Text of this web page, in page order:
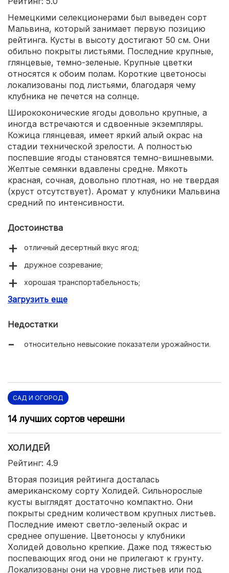
Немецкими селекционерами был выведен сорт
Мальвина, который занимает первую позицию
рейтинга. Кусты в высоту достигают 50 см. Они
обильно покрыты листьями. Последние крупные,
глянцевые, темно-зеленые. Крупные цветки
относятся к обоим полам. Короткие цветоносы
локализованы под листьями, благодаря чему
клубника не печется на солнце.
Ширококонические ягоды довольно крупные, а
иногда встречаются и сдвоенные экземпляры.
Кожица глянцевая, имеет яркий алый окрас на
стадии технической зрелости. А полностью
поспевшие ягоды становятся темно-вишневыми.
Желтые семянки вдавлены средне. Мякоть
красная, сочная, довольно плотная, но не твердая
(хруст отсутствует). Аромат у клубники Мальвина
средний по интенсивности.
Достоинства
отличный десертный вкус ягод;
дружное созревание;
хорошая транспортабельность;
устойчива к заболеваниям;
Загрузить еще
Недостатки
относительно невысокие показатели урожайности.
САД И ОГОРОД
14 лучших сортов черешни
ХОЛИДЕЙ
Рейтинг: 4.9
Вторая позиция рейтинга досталась
американскому сорту Холидей. Сильнорослые
кусты выглядят достаточно компактно. Они
покрыты средним количеством крупных листьев.
Последние имеют светло-зеленый окрас и
среднее опушение. Цветоносы у клубники
Холидей довольно крепкие. Даже под тяжестью
поспевающих ягод они не прилегают к грунту.
Локализованы они на уровне листьев или под